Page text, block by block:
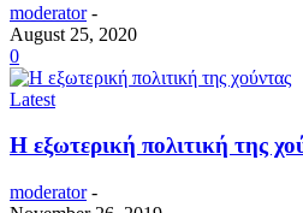
moderator -
August 25, 2020
0
Latest
Η εξωτερική πολιτική της
moderator -